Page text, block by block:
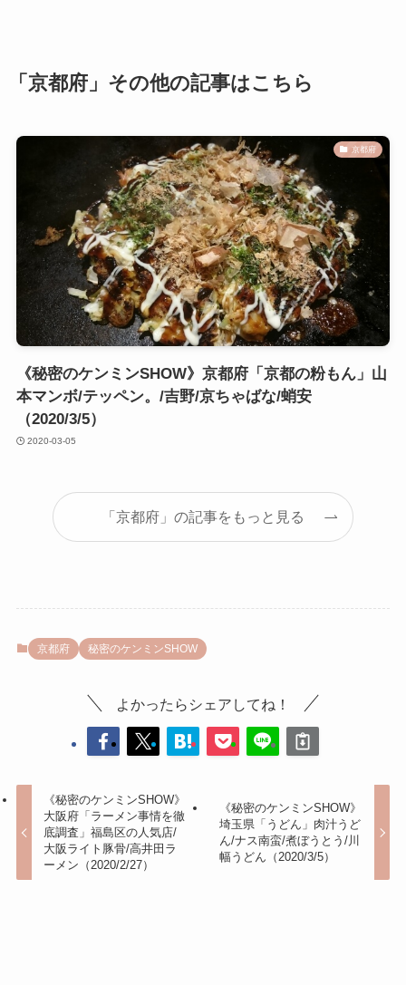
「京都府」その他の記事はこちら
京都府
《秘密のケンミンSHOW》京都府「京都の粉もん」山
本マンボ/テッペン。/吉野/京ちゃばな/蛸安
（2020/3/5）
2020-03-05
「京都府」の記事をもっと見る
京都府 秘密のケンミンSHOW
よかったらシェアしてね！
《秘密のケンミンSHOW》
大阪府「ラーメン事情を徹
底調査」福島区の人気店/
大阪ライト豚骨/高井田ラ
ーメン（2020/2/27）
《秘密のケンミンSHOW》
埼玉県「うどん」肉汁うど
ん/ナス南蛮/煮ぼうとう/川
幅うどん（2020/3/5）